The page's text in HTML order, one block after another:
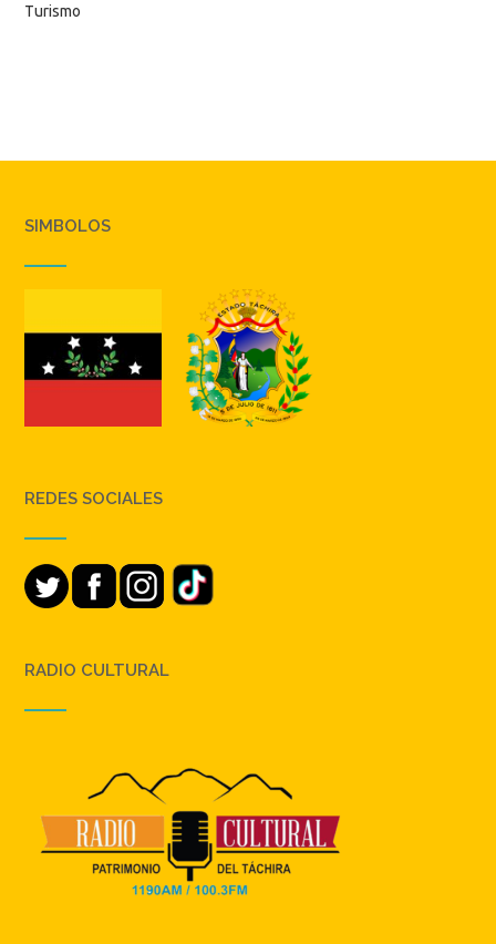
Turismo
SIMBOLOS
REDES SOCIALES
RADIO CULTURAL